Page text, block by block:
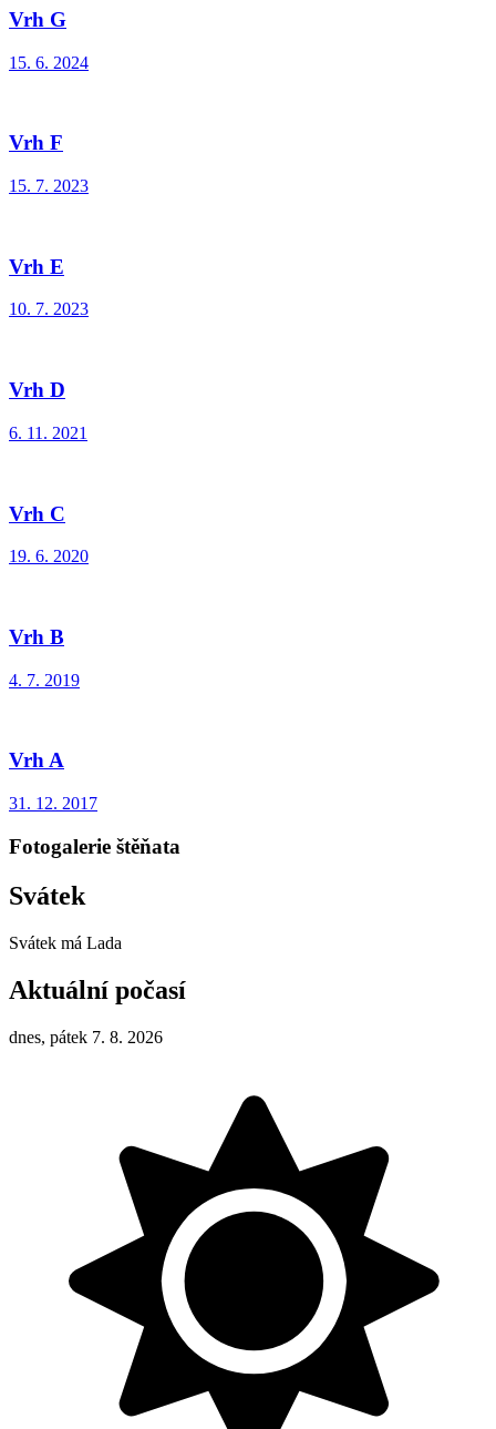
Vrh G
15. 6. 2024
Vrh F
15. 7. 2023
Vrh E
10. 7. 2023
Vrh D
6. 11. 2021
Vrh C
19. 6. 2020
Vrh B
4. 7. 2019
Vrh A
31. 12. 2017
Fotogalerie štěňata
Svátek
Svátek má Lada
Aktuální počasí
dnes, pátek 7. 8. 2026